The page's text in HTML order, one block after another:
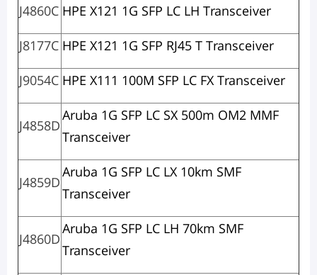
J4860C HPE X121 1G SFP LC LH Transceiver
J8177C HPE X121 1G SFP RJ45 T Transceiver
J9054C HPE X111 100M SFP LC FX Transceiver
J4858D
Aruba 1G SFP LC SX 500m OM2 MMF
Transceiver
J4859D
Aruba 1G SFP LC LX 10km SMF
Transceiver
J4860D
Aruba 1G SFP LC LH 70km SMF
Transceiver